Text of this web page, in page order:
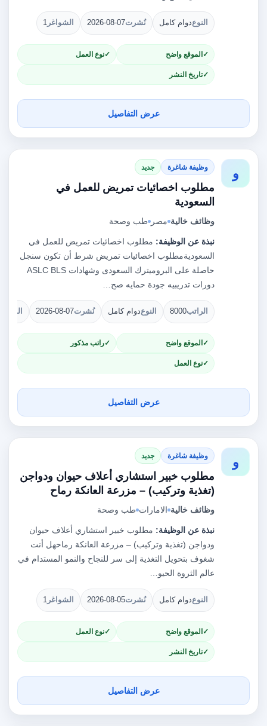
النوعدوام كامل نُشرت2026-08-07 الشواغر 1
الموقع واضح نوع العمل
تاريخ النشر
عرض التفاصيل
و وظيفة شاغرة جديد
مطلوب اخصائيات تمريض للعمل في
السعودية
وظائف خالية مصر طب وصحة
نبذة عن الوظيفة: مطلوب اخصائيات تمريض للعمل في
السعودية‫مطلوب اخصائيات تمريض شرط أن تكون سنجل
حاصلة على البروميترك السعودى وشهادات ASLC BLS
دورات تدريبيه جودة حمايه صح…
الراتب8000 النوعدوام كامل نُشرت2026-08-07
الموقع واضح راتب مذكور
نوع العمل
عرض التفاصيل
و وظيفة شاغرة جديد
مطلوب خبير استشاري أعلاف حيوان ودواجن
(تغذية وتركيب) – مزرعة العانكة رماح
وظائف خالية الامارات طب وصحة
نبذة عن الوظيفة: مطلوب خبير استشاري أعلاف حيوان
ودواجن (تغذية وتركيب) – مزرعة العانكة رماحهل أنت
شغوف بتحويل التغذية إلى سر للنجاح والنمو المستدام في
عالم الثروة الحيو…
النوعدوام كامل نُشرت2026-08-05 الشواغر 1
الموقع واضح نوع العمل
تاريخ النشر
عرض التفاصيل